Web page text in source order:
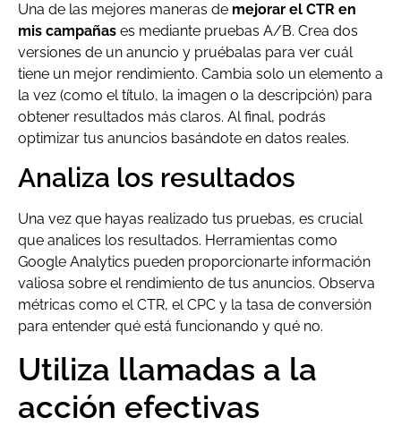
Una de las mejores maneras de mejorar el CTR en
mis campañas es mediante pruebas A/B. Crea dos
versiones de un anuncio y pruébalas para ver cuál
tiene un mejor rendimiento. Cambia solo un elemento a
la vez (como el título, la imagen o la descripción) para
obtener resultados más claros. Al final, podrás
optimizar tus anuncios basándote en datos reales.
Analiza los resultados
Una vez que hayas realizado tus pruebas, es crucial
que analices los resultados. Herramientas como
Google Analytics pueden proporcionarte información
valiosa sobre el rendimiento de tus anuncios. Observa
métricas como el CTR, el CPC y la tasa de conversión
para entender qué está funcionando y qué no.
Utiliza llamadas a la
acción efectivas